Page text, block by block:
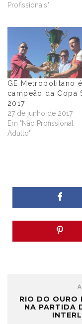
Profissionais"
GE Metropolitano é
campeão da Copa
2017
27 de junho de 2017
Em "Não Profissional
Adulto"
RIO DO OURO
NA PARTIDA